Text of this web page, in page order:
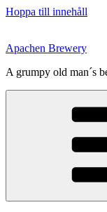
Hoppa till innehåll
Apachen Brewery
A grumpy old man´s